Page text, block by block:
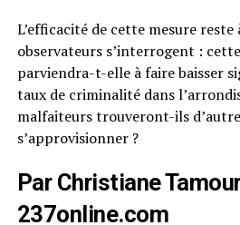
L’efficacité de cette mesure reste
observateurs s’interrogent :
parviendra-t-elle à faire baisser
taux de criminalité dans
malfaiteurs trouveront-ils
s’approvisionner ?
Par Christiane
237online.com